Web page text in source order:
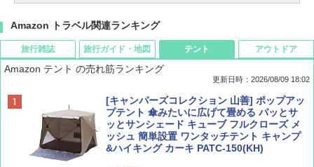
Amazon トラベル関連ランキング
旅行雑誌
BE-PAL(ビ-パル) 2026年 9 月号【特別付録:
SOTO ミニマル"旅"財布 ランダム2種】
￥1,500
旅行ガイド・地図
地球の歩き方 スター・ウォーズ
￥2,695
テント
Amazon テント の売れ筋ランキング
更新日時：2026/08/09 18:02
[キャンパーズコレクション 山善] ポップアッ
プテント 傘みたいに広げて畳める パッとサ
ッとサンシェード キューブ フルクローズ メ
ッシュ 簡単設置 ワンタッチテント キャンプ
&ハイキング カーキ PATC-150(KH)
アウトドア